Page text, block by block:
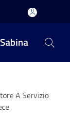
A Servizio